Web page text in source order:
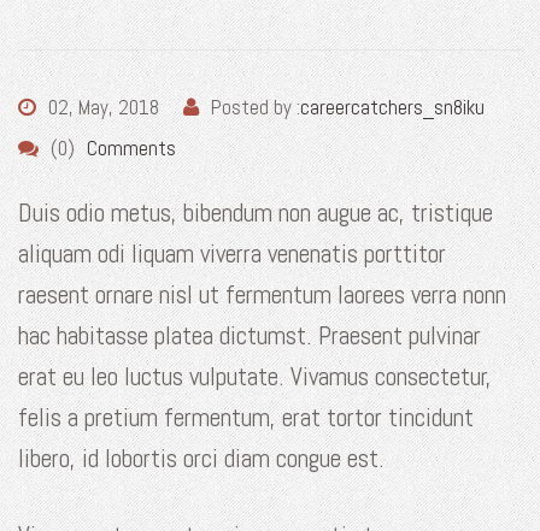
02, May, 2018 Posted by :careercatchers_sn8iku
(0) Comments
Duis odio metus, bibendum non augue ac, tristique
aliquam odi liquam viverra venenatis porttitor
raesent ornare nisl ut fermentum laorees verra nonn
hac habitasse platea dictumst. Praesent pulvinar
erat eu leo luctus vulputate. Vivamus consectetur,
felis a pretium fermentum, erat tortor tincidunt
libero, id lobortis orci diam congue est.